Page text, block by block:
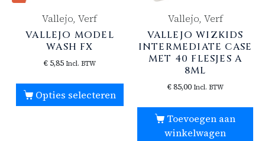
Vallejo, Verf
VALLEJO MODEL
WASH FX
€5,85 Incl. BTW
Opties selecteren
Vallejo, Verf
VALLEJO WIZKIDS
INTERMEDIATE CASE
MET 40 FLESJES A
8ML
€85,00 Incl. BTW
Toevoegen aan
winkelwagen